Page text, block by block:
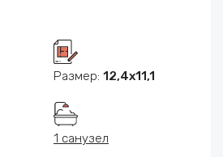
Размер: 12,4х11,1
1 санузел